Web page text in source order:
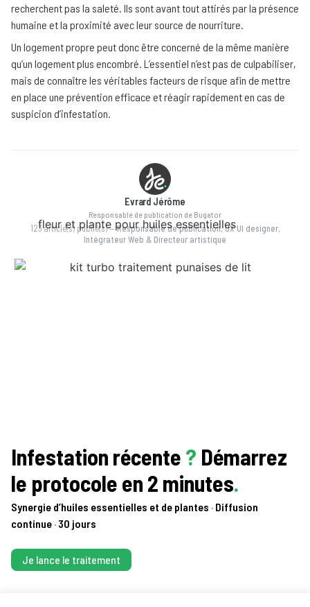
recherchent pas la saleté. Ils sont avant tout attirés par la présence
humaine et la proximité avec leur source de nourriture.
Un logement propre peut donc être concerné de la même manière
qu’un logement plus encombré. L’essentiel n’est pas de culpabiliser,
mais de connaître les véritables facteurs de risque afin de mettre
en place une prévention efficace et réagir rapidement en cas de
suspicion d’infestation.
Evrard Jérôme
Responsable de publication de Bugator
123 article(s) publié(s)—Responsable de publication, UX UI designer,
Intégrateur Web & Directeur artistique
Infestation récente ? Démarrez
le protocole en 2 minutes.
Synergie d’huiles essentielles et de plantes · Diffusion
continue · 30 jours
Je lance le traitement